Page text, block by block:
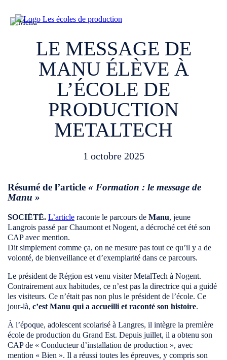
LE MESSAGE DE
MANU ÉLÈVE À
L’ÉCOLE DE
PRODUCTION
METALTECH
1 octobre 2025
Résumé de l’article « Formation : le message de
Manu »
SOCIÉTÉ. L’article raconte le parcours de Manu, jeune
Langrois passé par Chaumont et Nogent, a décroché cet été son
CAP avec mention.
Dit simplement comme ça, on ne mesure pas tout ce qu’il y a de
volonté, de bienveillance et d’exemplarité dans ce parcours.
Le président de Région est venu visiter MetalTech à Nogent.
Contrairement aux habitudes, ce n’est pas la directrice qui a guidé
les visiteurs. Ce n’était pas non plus le président de l’école. Ce
jour-là, c’est Manu qui a accueilli et raconté son histoire.
À l’époque, adolescent scolarisé à Langres, il intègre la première
école de production du Grand Est. Depuis juillet, il a obtenu son
CAP de « Conducteur d’installation de production », avec
mention « Bien ». Il a réussi toutes les épreuves, y compris son